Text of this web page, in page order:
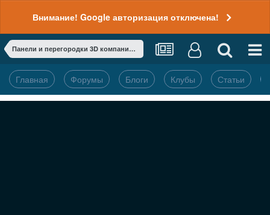
Внимание! Google авторизация отключена!
Панели и перегородки 3D компании SIRIUS
Главная Форумы Блоги Клубы Статьи